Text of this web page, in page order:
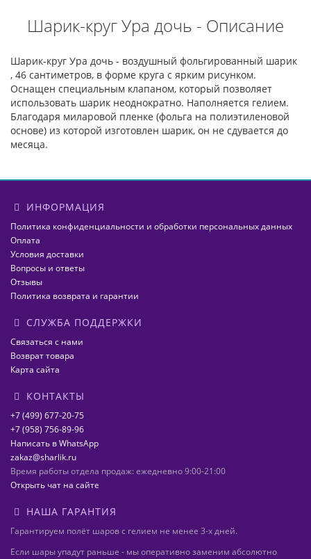
Шарик-круг Ура дочь - Описание
Шарик-круг Ура дочь - воздушный фольгированный шарик
, 46 сантиметров, в форме круга с ярким рисунком.
Оснащен специальным клапаном, который позволяет
использовать шарик неоднократно. Наполняется гелием.
Благодаря миларовой пленке (фольга на полиэтиленовой
основе) из которой изготовлен шарик, он не сдувается до
месяца.
ИНФОРМАЦИЯ
Политика конфиденциальности и обработки персональных данных
Оплата
Условия доставки
Вопросы и ответы
Отзывы
Политика возврата и гарантии
СЛУЖБА ПОДДЕРЖКИ
Связаться с нами
Возврат товара
Карта сайта
КОНТАКТЫ
+7 (499) 677-20-75
+7 (958) 756-89-96
Написать в WhatsApp
zakaz@sharlik.ru
Время работы отдела продаж: ежедневно 9:00-21:00
Открыть чат на сайте
НАША ГАРАНТИЯ
Гарантируем полёт шаров с гелием не менее 3-х дней.
Если шары упадут раньше - мы оперативно заменим абсолютно